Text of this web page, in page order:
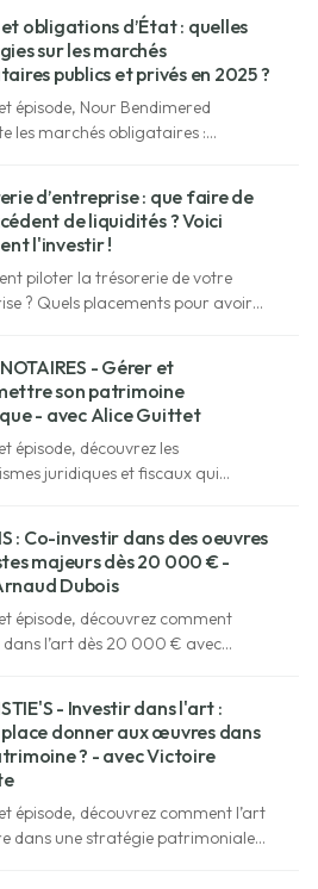
ses avantages, ses pièges
réflexes à adopter.
obligations d’État : quelles
sur les marchés
publics et privés en 2025 ?
épisode, Nour Bendimered
les marchés obligataires :
d’entreprise : que faire de
de liquidités ? Voici
l'investir !
piloter la trésorerie de votre
? Quels placements pour avoir
- Gérer et
son patrimoine
- avec Alice Guittet
épisode, découvrez les
juridiques et fiscaux qui
Notaires.
: Co-investir dans des oeuvres
majeurs dès 20 000 € -
Dubois
épisode, découvrez comment
dans l’art dès 20 000 € avec
- Investir dans l'art :
donner aux œuvres dans
? - avec Victoire
épisode, découvrez comment l’art
dans une stratégie patrimoniale